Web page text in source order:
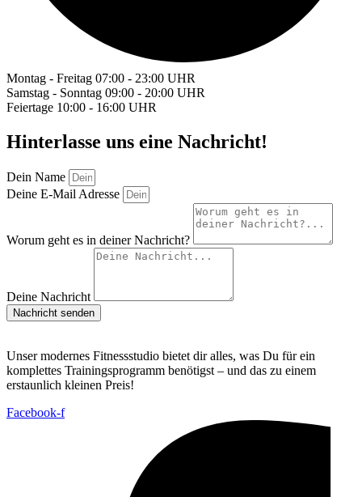
Montag - Freitag 07:00 - 23:00 UHR
Samstag - Sonntag 09:00 - 20:00 UHR
Feiertage 10:00 - 16:00 UHR
Hinterlasse uns eine Nachricht!
Dein Name
Deine E-Mail Adresse
Worum geht es in deiner Nachricht?
Deine Nachricht
Nachricht senden
Unser modernes Fitnessstudio bietet dir alles, was Du für ein
komplettes Trainingsprogramm benötigst – und das zu einem
erstaunlich kleinen Preis!
Facebook-f